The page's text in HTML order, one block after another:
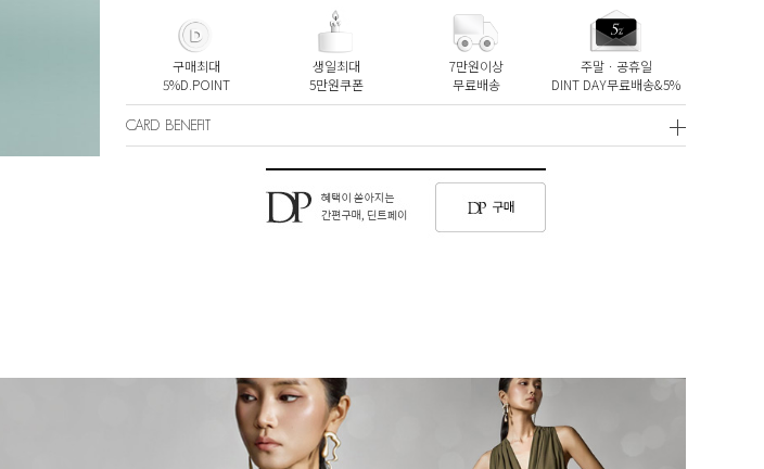
구매최대
5%D.POINT
생일최대
5만원쿠폰
7만원이상
무료배송
주말ㆍ공휴일
DINT DAY무료배송&5%
CARD BENEFIT